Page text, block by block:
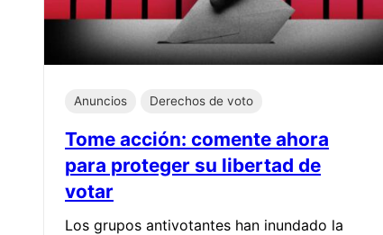
Anuncios Derechos de voto
Tome acción: comente ahora
para proteger su libertad de
votar
Los grupos antivotantes han inundado la